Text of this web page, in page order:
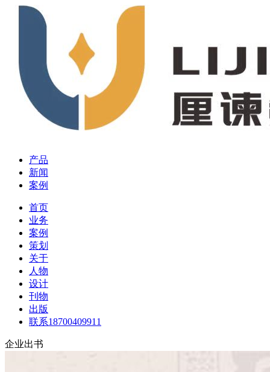
产品
新闻
案例
首页
业务
案例
策划
关于
人物
设计
刊物
出版
联系18700409911
企业出书